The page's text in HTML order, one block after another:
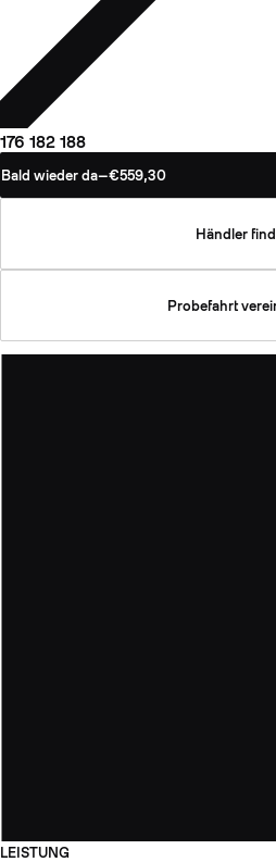
176 182 188
Bald wieder da—€559,30
Händler
Probefahrt
LEISTUNG